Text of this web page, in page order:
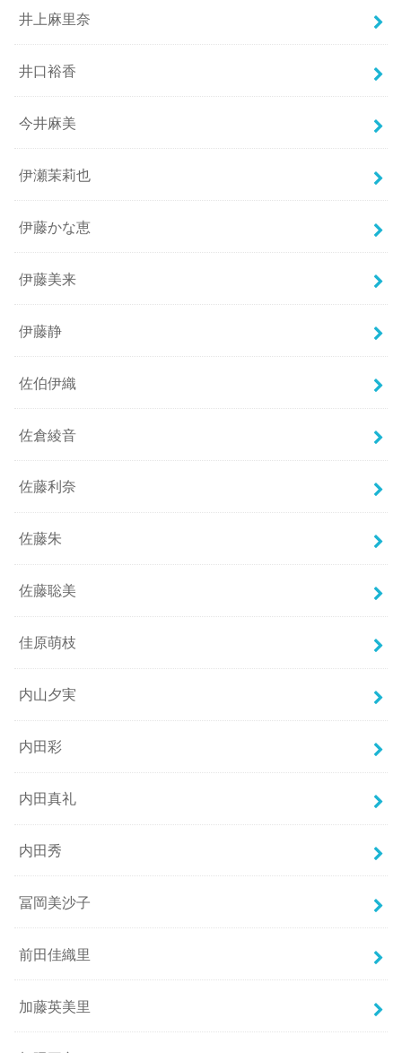
井上麻里奈
井口裕香
今井麻美
伊瀬茉莉也
伊藤かな恵
伊藤美来
伊藤静
佐伯伊織
佐倉綾音
佐藤利奈
佐藤朱
佐藤聡美
佳原萌枝
内山夕実
内田彩
内田真礼
内田秀
冨岡美沙子
前田佳織里
加藤英美里